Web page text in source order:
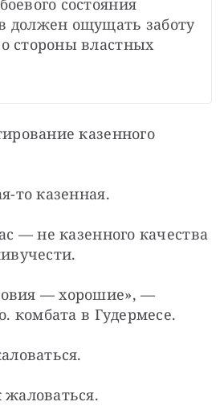
должен ощущать заботу
стороны властных
казенного
то казенная.
— не казенного качества
— хорошие», —
комбата в Гудермесе.